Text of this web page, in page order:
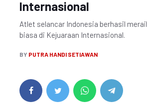
Internasional
Atlet selancar Indonesia berhasil
biasa di Kejuaraan Internasional.
BY PUTRA HANDI SETIAWAN